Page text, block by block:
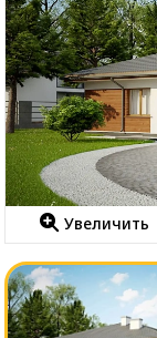
Увеличить